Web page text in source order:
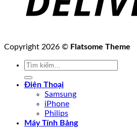
Copyright 2026 © Flatsome Theme
Tìm
Điện Thoại
Samsung
iPhone
Philips
Máy Tính Bảng